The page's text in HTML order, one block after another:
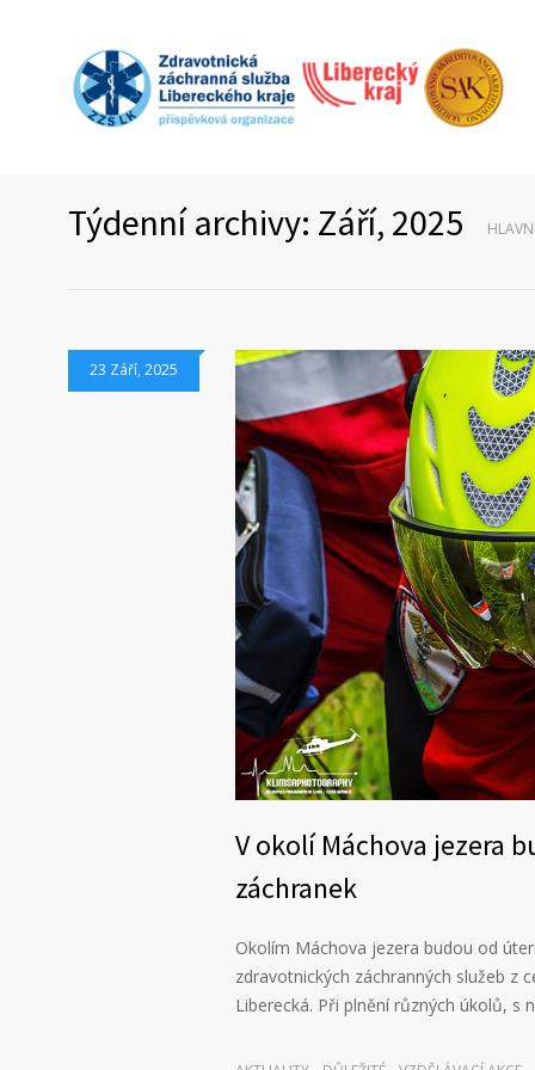
Týdenní archivy: Září, 2025
23 Září, 2025
V okolí Máchova jezera
záchranek
Okolím Máchova jezera budou od
zdravotnických záchranných služeb z
Liberecká. Při plnění různých úkolů, s